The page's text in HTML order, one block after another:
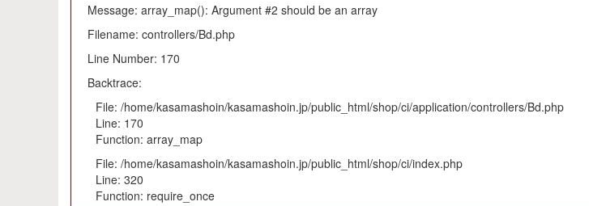
Message: array_map(): Argument #2 should be an array
Filename: controllers/Bd.php
Line Number: 170
Backtrace:
File: /home/kasamashoin/kasamashoin.jp/public_html/shop/ci/application/controllers/Bd.php
Line: 170
Function: array_map
File: /home/kasamashoin/kasamashoin.jp/public_html/shop/ci/index.php
Line: 320
Function: require_once